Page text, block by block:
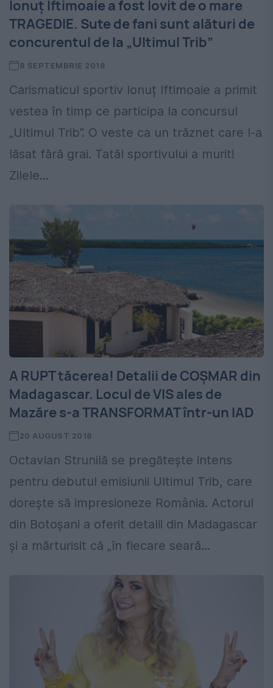
Ionuț Iftimoaie a fost lovit de o mare
TRAGEDIE. Sute de fani sunt alături de
concurentul de la „Ultimul Trib”
8 SEPTEMBRIE 2018
Carismaticul sportiv Ionuț Iftimoaie a primit
vestea în timp ce participa la concursul
„Ultimul Trib”. O veste ca un trăznet care l-a
lăsat fără grai. Tatăl sportivului a murit!
Zilele...
A RUPT tăcerea! Detalii de COȘMAR din
Madagascar. Locul de VIS ales de
Mazăre s-a TRANSFORMAT într-un IAD
20 AUGUST 2018
Octavian Strunilă se pregătește intens
pentru debutul emisiunii Ultimul Trib, care
dorește să impresioneze România. Actorul
din Botoşani a oferit detalii din Madagascar
şi a mărturisit că „în fiecare seară...